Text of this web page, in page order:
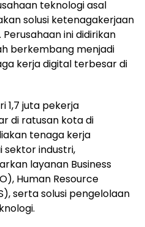
teknologi asal
solusi ketenagakerjaan
ini didirikan
berkembang menjadi
kerja digital terbesar di
1,7 juta pekerja
di ratusan kota di
tenaga kerja
sektor industri,
layanan Business
Human Resource
serta solusi pengelolaan